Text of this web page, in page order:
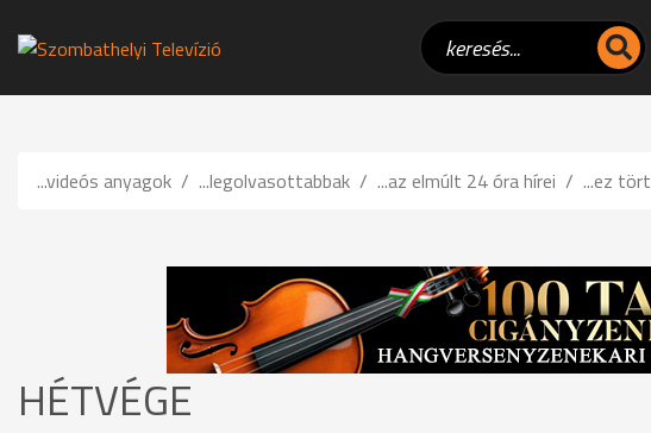
...videós anyagok ...legolvasottabbak ...az elmúlt 24 óra hírei ...ez
HÉTVÉGE